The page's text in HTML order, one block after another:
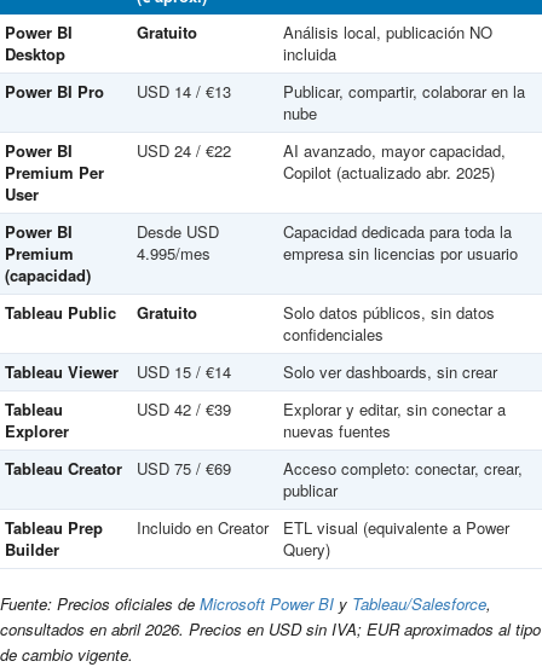
Power BI
Desktop
Gratuito
Análisis local, publicación NO
incluida
Power BI Pro
USD 14 / €13
Publicar, compartir, colaborar en la
nube
Power BI
Premium Per
User
USD 24 / €22
AI avanzado, mayor capacidad,
Copilot (actualizado abr. 2025)
Power BI
Premium
(capacidad)
Desde USD
4.995/mes
Capacidad dedicada para toda la
empresa sin licencias por usuario
Tableau Public Gratuito
Solo datos públicos, sin datos
confidenciales
Tableau Viewer
USD 15 / €14
Solo ver dashboards, sin crear
Tableau
Explorer
USD 42 / €39
Explorar y editar, sin conectar a
nuevas fuentes
Tableau Creator
USD 75 / €69
Acceso completo: conectar, crear,
publicar
Tableau Prep
Builder
Incluido en Creator
ETL visual (equivalente a Power
Query)
Fuente: Precios oficiales de Microsoft Power BI y Tableau/Salesforce,
consultados en abril 2026. Precios en USD sin IVA; EUR aproximados al tipo
de cambio vigente.